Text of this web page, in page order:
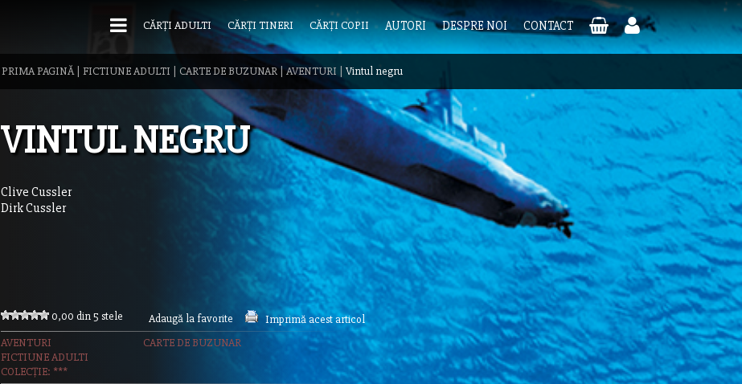
CĂRȚI ADULTI CĂRȚI TINERI CĂRȚI COPII AUTORI DESPRE NOI CONTACT
PRIMA PAGINĂ| FICTIUNE ADULTI CARTE DE BUZUNAR|AVENTURI Vintul negru
VINTUL NEGRU
Clive Cussler
Dirk Cussler
0,00 din 5 stele Adaugă la favorite
Imprimă acest articol
AVENTURI
CARTE DE BUZUNAR
FICTIUNE ADULTI
COLECȚIE: ***